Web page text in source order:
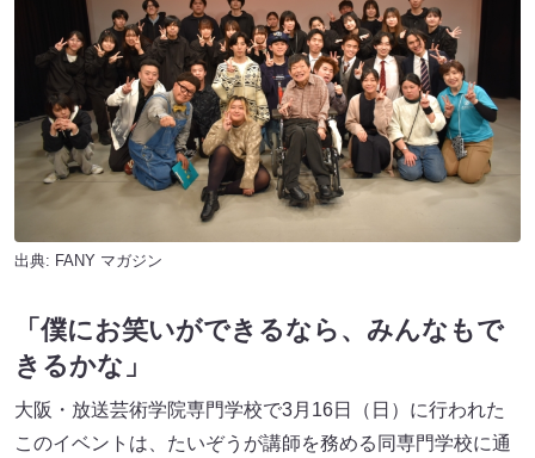
出典: FANY マガジン
「僕にお笑いができるなら、みんなもで
きるかな」
大阪・放送芸術学院専門学校で3月16日（日）に行われた
このイベントは、たいぞうが講師を務める同専門学校に通